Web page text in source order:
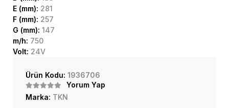
E (mm): 281
F (mm): 257
G (mm): 147
m/h: 750
Volt: 24V
Ürün Kodu: 1936706
Yorum Yap
Marka: TKN